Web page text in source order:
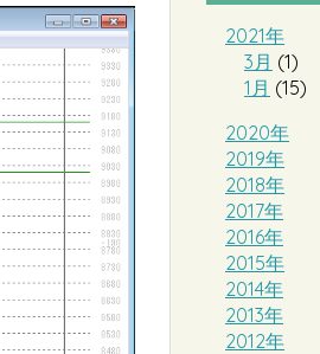
2021年
3月 (1)
1月 (15)
2020年
2019年
2018年
2017年
2016年
2015年
2014年
2013年
2012年